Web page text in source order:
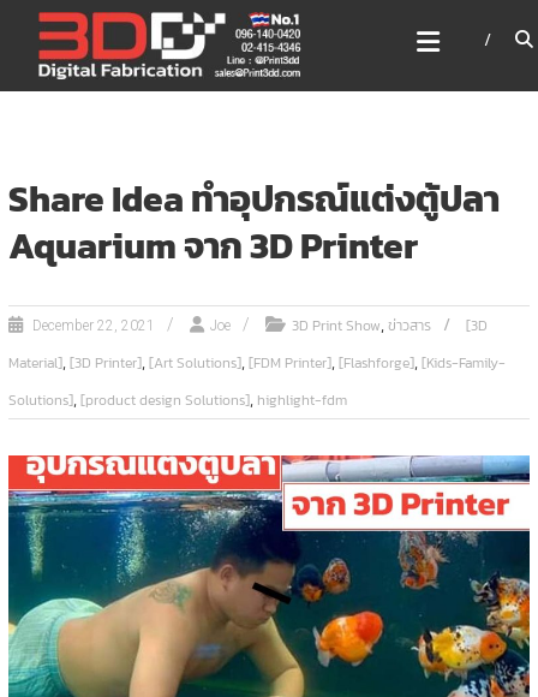
content
3DD DIGITAL FABRICATION
เครื่องพิมพ์3มิติ สแกนเนอร์
เลเซอร์
Share Idea ทำอุปกรณ์แต่งตู้ปลา
Aquarium จาก 3D Printer
December 22, 2021 Joe 3D Print Show,ข่าวสาร
[3D
Material],[3D Printer],[Art Solutions],[FDM Printer],[Flashforge],[Kids-Family-
Solutions],[product design Solutions], highlight-fdm